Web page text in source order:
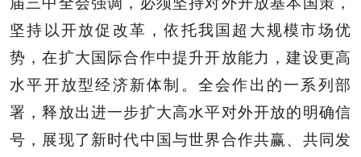
坚持以开放促改革，依托我国超大规模市场优
势，在扩大国际合作中提升开放能力，建设更高
水平开放型经济新体制。全会作出的一系列部
署，释放出进一步扩大高水平对外开放的明确信
号，展现了新时代中国与世界合作共赢、共同发